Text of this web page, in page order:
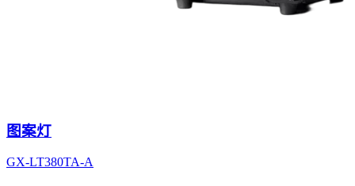
图案灯
GX-LT380TA-A